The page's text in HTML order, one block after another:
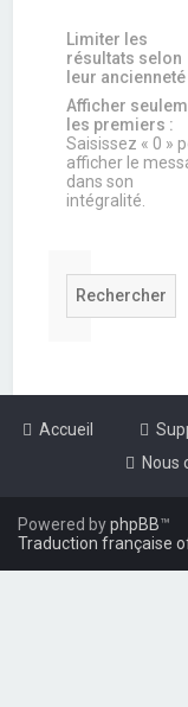
Limiter les
résultats selon
leur ancienneté
Afficher
les premiers :
Saisissez « 0 »
afficher le
dans son
intégralité.
Accueil
Nous
Powered byphpBB™
Traduction française